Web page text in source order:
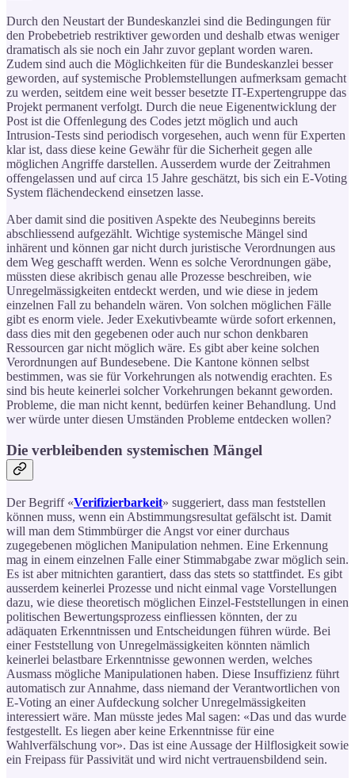
Durch den Neustart der Bundeskanzlei sind die Bedingungen für
den Probebetrieb restriktiver geworden und deshalb etwas weniger
dramatisch als sie noch ein Jahr zuvor geplant worden waren.
Zudem sind auch die Möglichkeiten für die Bundeskanzlei besser
geworden, auf systemische Problemstellungen aufmerksam gemacht
zu werden, seitdem eine weit besser besetzte IT-Expertengruppe das
Projekt permanent verfolgt. Durch die neue Eigenentwicklung der
Post ist die Offenlegung des Codes jetzt möglich und auch
Intrusion-Tests sind periodisch vorgesehen, auch wenn für Experten
klar ist, dass diese keine Gewähr für die Sicherheit gegen alle
möglichen Angriffe darstellen. Ausserdem wurde der Zeitrahmen
offengelassen und auf circa 15 Jahre geschätzt, bis sich ein E-Voting
System flächendeckend einsetzen lasse.
Aber damit sind die positiven Aspekte des Neubeginns bereits
abschliessend aufgezählt. Wichtige systemische Mängel sind
inhärent und können gar nicht durch juristische Verordnungen aus
dem Weg geschafft werden. Wenn es solche Verordnungen gäbe,
müssten diese akribisch genau alle Prozesse beschreiben, wie
Unregelmässigkeiten entdeckt werden, und wie diese in jedem
einzelnen Fall zu behandeln wären. Von solchen möglichen Fälle
gibt es enorm viele. Jeder Exekutivbeamte würde sofort erkennen,
dass dies mit den gegebenen oder auch nur schon denkbaren
Ressourcen gar nicht möglich wäre. Es gibt aber keine solchen
Verordnungen auf Bundesebene. Die Kantone können selbst
bestimmen, was sie für Vorkehrungen als notwendig erachten. Es
sind bis heute keinerlei solcher Vorkehrungen bekannt geworden.
Probleme, die man nicht kennt, bedürfen keiner Behandlung. Und
wer würde unter diesen Umständen Probleme entdecken wollen?
Die verbleibenden systemischen Mängel
Der Begriff «Verifizierbarkeit» suggeriert, dass man feststellen
können muss, wenn ein Abstimmungsresultat gefälscht ist. Damit
will man dem Stimmbürger die Angst vor einer durchaus
zugegebenen möglichen Manipulation nehmen. Eine Erkennung
mag in einem einzelnen Falle einer Stimmabgabe zwar möglich sein.
Es ist aber mitnichten garantiert, dass das stets so stattfindet. Es gibt
ausserdem keinerlei Prozesse und nicht einmal vage Vorstellungen
dazu, wie diese theoretisch möglichen Einzel-Feststellungen in einen
politischen Bewertungsprozess einfliessen könnten, der zu
adäquaten Erkenntnissen und Entscheidungen führen würde. Bei
einer Feststellung von Unregelmässigkeiten könnten nämlich
keinerlei belastbare Erkenntnisse gewonnen werden, welches
Ausmass mögliche Manipulationen haben. Diese Insuffizienz führt
automatisch zur Annahme, dass niemand der Verantwortlichen von
E-Voting an einer Aufdeckung solcher Unregelmässigkeiten
interessiert wäre. Man müsste jedes Mal sagen: «Das und das wurde
festgestellt. Es liegen aber keine Erkenntnisse für eine
Wahlverfälschung vor». Das ist eine Aussage der Hilflosigkeit sowie
ein Freipass für Passivität und wird nicht vertrauensbildend sein.